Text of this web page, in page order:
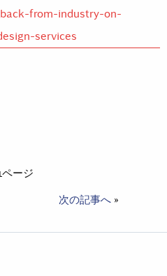
from-industry-on-
services
ージ
次の記事へ »